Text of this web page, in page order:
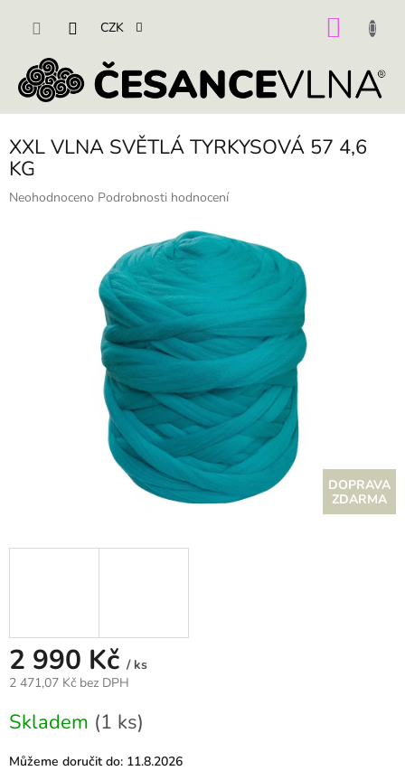
CZK
XXL VLNA SVĚTLÁ TYRKYSOVÁ 57 4,6
KG
Průměrné
Neohodnoceno Podrobnosti hodnocení
Z
ZDARMA
2 990 Kč / ks
2 471,07 Kč bez DPH
cena:
Skladem (1 ks)
Můžeme doručit do: 11.8.2026